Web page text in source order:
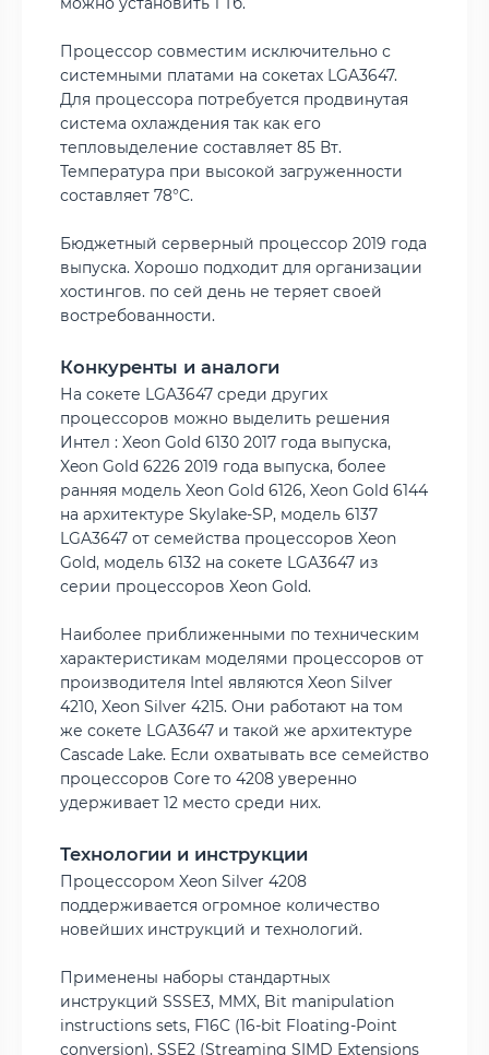
Процессор совместим исключительно с
системными платами на сокетах LGA3647.
Для процессора потребуется продвинутая
система охлаждения так как его
тепловыделение составляет 85 Вт.
Температура при высокой загруженности
составляет 78°C.
Бюджетный серверный процессор 2019 года
выпуска. Хорошо подходит для организации
хостингов. по сей день не теряет своей
востребованности.
Конкуренты и аналоги
На сокете LGA3647 среди других
процессоров можно выделить решения
Интел : Xeon Gold 6130 2017 года выпуска,
Xeon Gold 6226 2019 года выпуска, более
ранняя модель Xeon Gold 6126, Xeon Gold 6144
на архитектуре Skylake-SP, модель 6137
LGA3647 от семейства процессоров Xeon
Gold, модель 6132 на сокете LGA3647 из
серии процессоров Xeon Gold.
Наиболее приближенными по техническим
характеристикам моделями процессоров от
производителя Intel являются Xeon Silver
4210, Xeon Silver 4215. Они работают на том
же сокете LGA3647 и такой же архитектуре
Cascade Lake. Если охватывать все семейство
процессоров Core то 4208 уверенно
удерживает 12 место среди них.
Технологии и инструкции
Процессором Xeon Silver 4208
поддерживается огромное количество
новейших инструкций и технологий.
Применены наборы стандартных
инструкций SSSE3, MMX, Bit manipulation
instructions sets, F16C (16-bit Floating-Point
conversion), SSE2 (Streaming SIMD Extensions